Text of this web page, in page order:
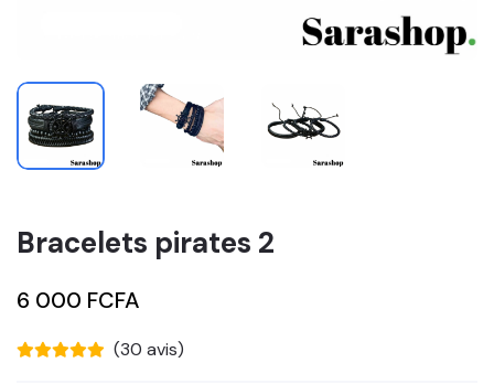
Bracelets pirates 2
6 000 FCFA
(30 avis)